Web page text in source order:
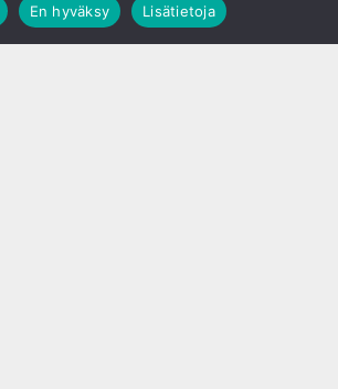
En hyväksy Lisätietoja